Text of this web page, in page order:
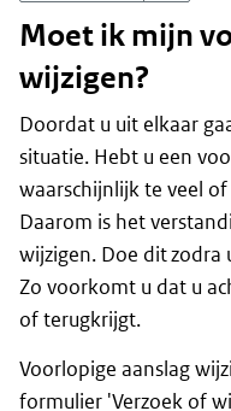
Moet ik mijn
wijzigen?
Doordat u uit elkaar
situatie. Hebt u een
waarschijnlijk te veel
Daarom is het
wijzigen. Doe dit zodra
Zo voorkomt u dat u
of terugkrijgt.
Voorlopige aanslag
formulier 'Verzoek of